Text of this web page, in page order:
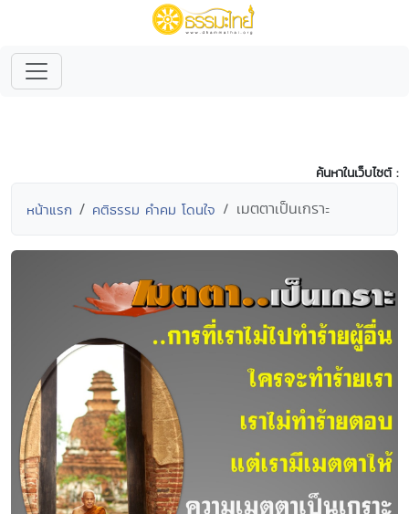
ค้นหาในเว็บไซต์ :
หน้าแรก คติธรรม คำคม โดนใจ เมตตาเป็นเกราะ